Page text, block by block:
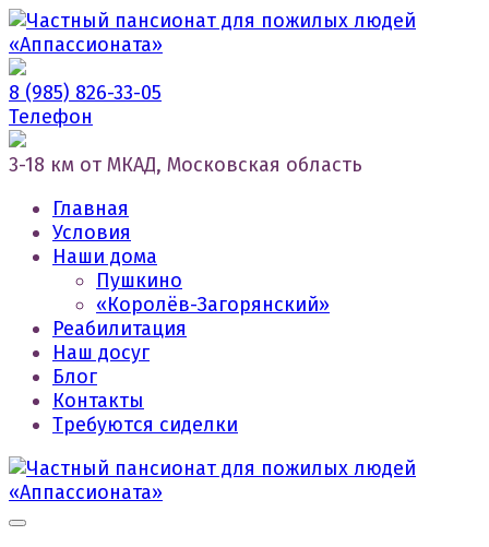
8 (985) 826-33-05
Телефон
3-18 км от МКАД, Московская область
Главная
Условия
Наши дома
Пушкино
«Королёв-Загорянский»
Реабилитация
Наш досуг
Блог
Контакты
Требуются сиделки